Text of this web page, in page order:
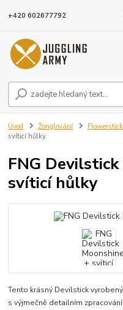
+420 602677792
Úvod Žonglování
svíticí hůlky
FNG
svíticí hůlky
Tento krásný Devilstick
s výjmečně detailním